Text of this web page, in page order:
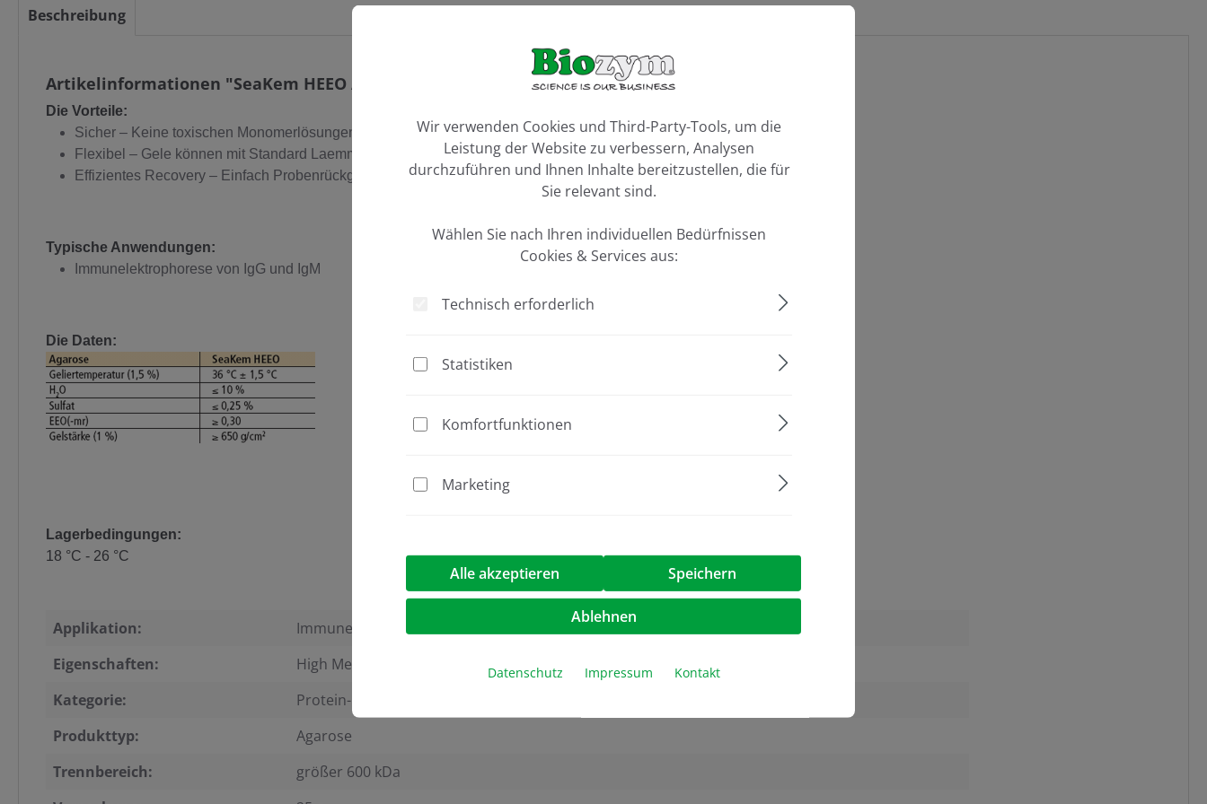
Beschreibung
Artikelinformationen "SeaKem HEEO Agarose"
Die Vorteile:
Sicher – Keine toxischen Monomerlösungen nötig
Flexibel – Gele können mit Standard Laemmli Puffer Systemen gemacht werden
Effizientes Recovery – Einfach Probenrückgewinnung mit hohe Ausbeuten
Typische Anwendungen:
Immunelektrophorese von IgG und IgM
Die Daten:
Lagerbedingungen:
18 °C - 26 °C
Applikation:
Immunelektrophorese IgG und IgM, Protein-Auftrennung
Eigenschaften:
High Melting Point
Kategorie:
Protein-Elektrophorese
Produkttyp:
Agarose
Trennbereich:
größer 600 kDa
Wir verwenden Cookies und Third-Party-Tools, um die
Leistung der Website zu verbessern, Analysen
durchzuführen und Ihnen Inhalte bereitzustellen, die für
Sie relevant sind.
Wählen Sie nach Ihren individuellen Bedürfnissen
Cookies & Services aus:
Technisch erforderlich
Statistiken
Komfortfunktionen
Marketing
Alle akzeptieren Speichern
Ablehnen
Datenschutz Impressum Kontakt